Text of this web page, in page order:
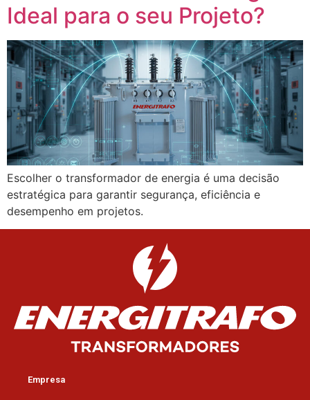
Ideal para o seu Projeto?
Escolher o transformador de energia é uma decisão
estratégica para garantir segurança, eficiência e
desempenho em projetos.
Empresa